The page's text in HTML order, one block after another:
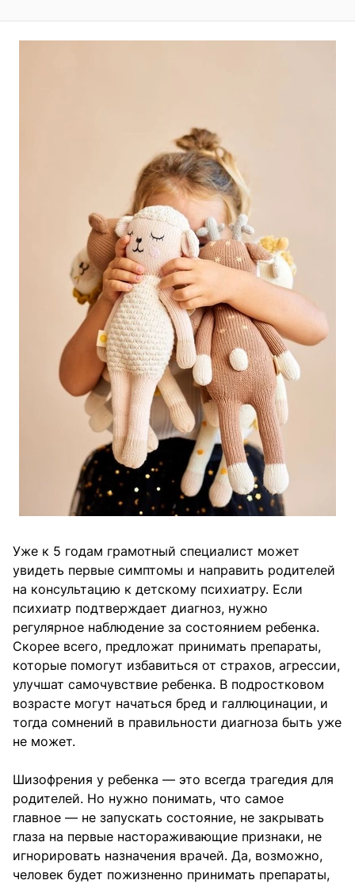
Уже к 5 годам грамотный специалист может
увидеть первые симптомы и направить родителей
на консультацию к детскому психиатру. Если
психиатр подтверждает диагноз, нужно
регулярное наблюдение за состоянием ребенка.
Скорее всего, предложат принимать препараты,
которые помогут избавиться от страхов, агрессии,
улучшат самочувствие ребенка. В подростковом
возрасте могут начаться бред и галлюцинации, и
тогда сомнений в правильности диагноза быть уже
не может.
Шизофрения у ребенка — это всегда трагедия для
родителей. Но нужно понимать, что самое
главное — не запускать состояние, не закрывать
глаза на первые настораживающие признаки, не
игнорировать назначения врачей. Да, возможно,
человек будет пожизненно принимать препараты,